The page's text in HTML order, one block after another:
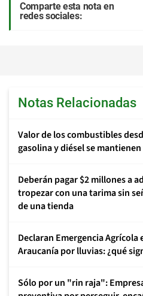
Comparte esta nota en
redes sociales:
Notas Relacionadas
Valor de los combustibles
gasolina y diésel se
Deberán pagar $2 millones a
tropezar con una tarima sin
de una tienda
Declaran Emergencia Agrícola
Araucanía por lluvias: ¿qué
Sólo por un "rin raja":